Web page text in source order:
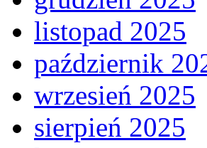
listopad 2025
październik
wrzesień 2025
sierpień 2025